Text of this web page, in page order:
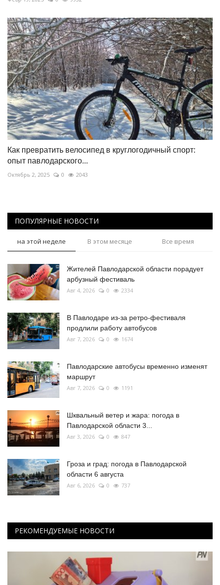
Как превратить велосипед в круглогодичный спорт:
опыт павлодарского...
Октябрь 2, 2025 0 2043
ПОПУЛЯРНЫЕ НОВОСТИ
на этой неделе В этом месяце Все время
Жителей Павлодарской области порадует
арбузный фестиваль
Авг 4, 2026 0 2334
В Павлодаре из-за ретро-фестиваля
продлили работу автобусов
Авг 7, 2026 0 1674
Павлодарские автобусы временно изменят
маршрут
Авг 7, 2026 0 1191
Шквальный ветер и жара: погода в
Павлодарской области 3...
Авг 3, 2026 0 847
Гроза и град: погода в Павлодарской
области 6 августа
Авг 6, 2026 0 737
РЕКОМЕНДУЕМЫЕ НОВОСТИ